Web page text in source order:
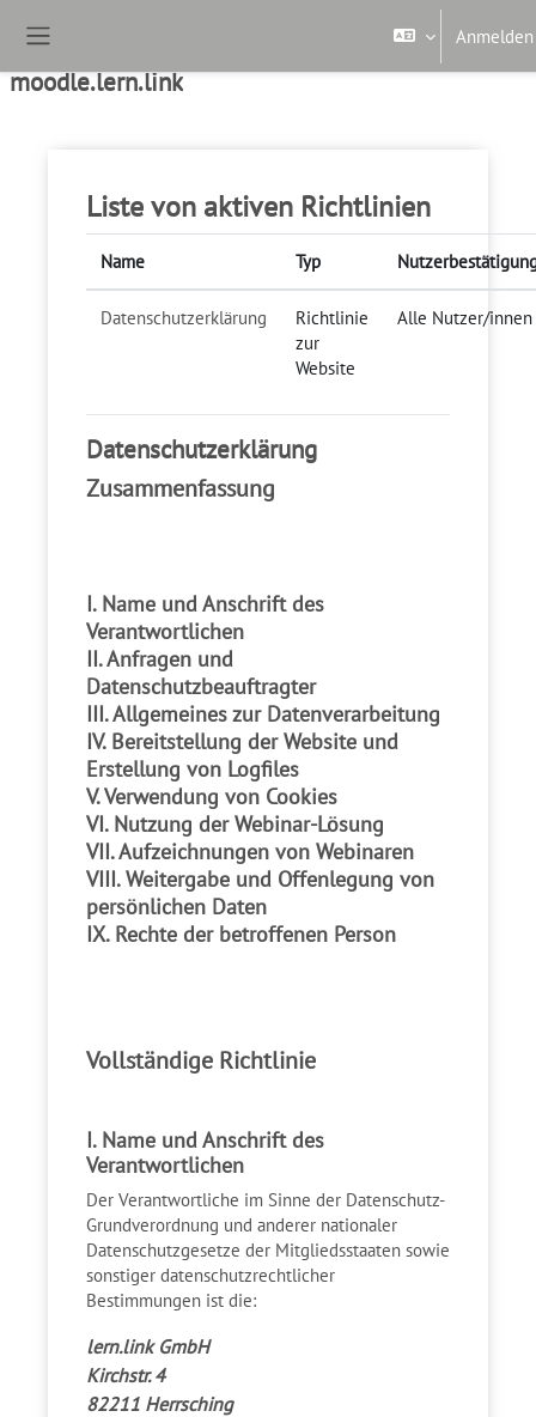
Anmelden
moodle.lern.link
Liste von aktiven Richtlinien
Name Typ
Datenschutzerklärung
Richtlinie
zur
Website
Alle Nutzer/innen
Datenschutzerklärung
Zusammenfassung
I. Name und Anschrift des
Verantwortlichen
II. Anfragen und
Datenschutzbeauftragter
III. Allgemeines zur Datenverarbeitung
IV. Bereitstellung der Website und
Erstellung von Logfiles
V. Verwendung von Cookies
VI. Nutzung der Webinar-Lösung
VII. Aufzeichnungen von Webinaren
VIII. Weitergabe und Offenlegung von
persönlichen Daten
IX. Rechte der betroffenen Person
Vollständige Richtlinie
I. Name und Anschrift des
Verantwortlichen
Der Verantwortliche im Sinne der Datenschutz-
Grundverordnung und anderer nationaler
Datenschutzgesetze der Mitgliedsstaaten sowie
sonstiger datenschutzrechtlicher
Bestimmungen ist die:
lern.link GmbH
Kirchstr. 4
82211 Herrsching